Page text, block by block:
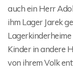
auch ein Herr
ihm Lager Jarek
Kinder in andere
von ihrem Volk